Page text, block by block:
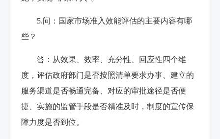
5.问：国家市场准入效能评估的主要内容有哪
些？
答：从效果、效率、充分性、回应性四个维
度，评估政府部门是否按照清单要求办事、建立的
服务渠道是否畅通完备、对应的审批途径是否便
捷、实施的监管手段是否精准及时，制度的宣传保
障力度是否到位。